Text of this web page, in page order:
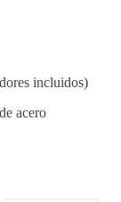
incluidos)
acero